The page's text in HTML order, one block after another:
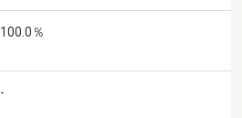
100.0％
-